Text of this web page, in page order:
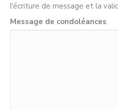
l'écriture de message et la
Message de condoléances